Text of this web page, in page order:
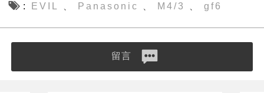
EVIL Panasonic M4/3 gf6
留言